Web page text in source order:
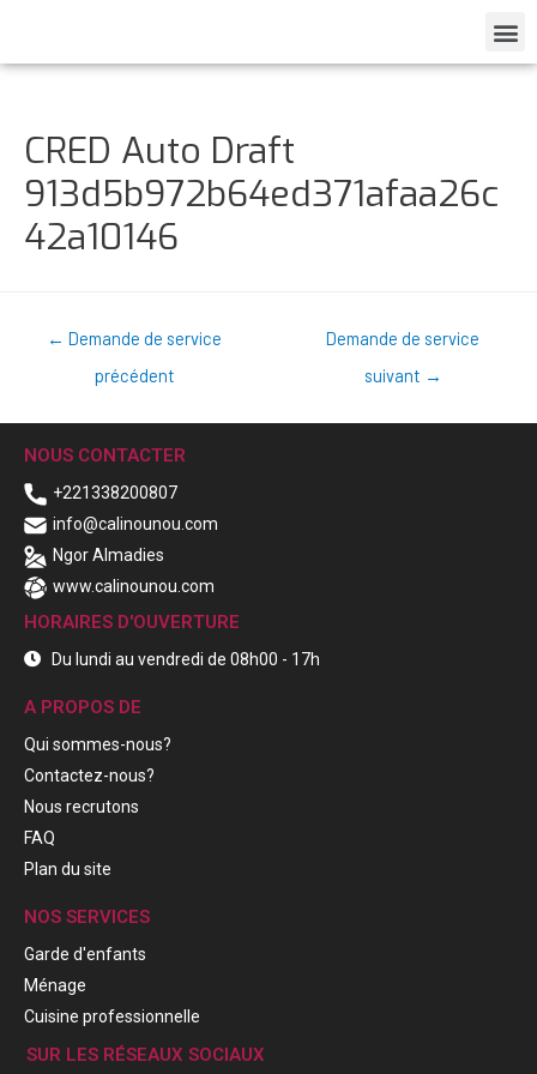
CRED Auto Draft
913d5b972b64ed371afaa26c
42a10146
← Demande de service
précédent
Demande de service
suivant →
NOUS CONTACTER
+221338200807
info@calinounou.com
Ngor Almadies
www.calinounou.com
HORAIRES D'OUVERTURE
Du lundi au vendredi de 08h00 - 17h
A PROPOS DE
Qui sommes-nous?
Contactez-nous?
Nous recrutons
FAQ
Plan du site
NOS SERVICES
Garde d'enfants
Ménage
Cuisine professionnelle
SUR LES RÉSEAUX SOCIAUX